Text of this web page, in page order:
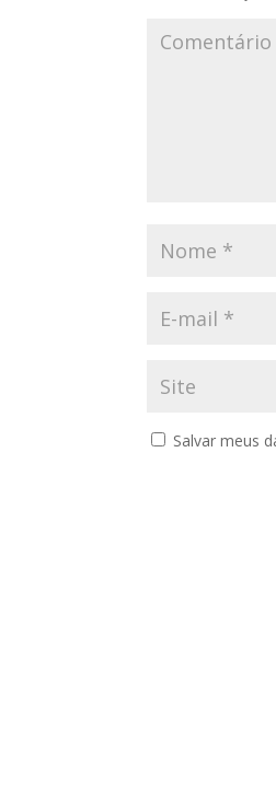
Salvar meus